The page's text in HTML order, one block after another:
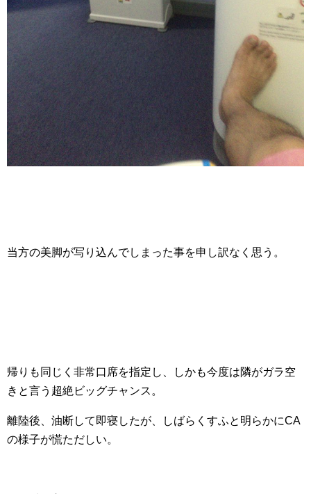
当方の美脚が写り込んでしまった事を申し訳なく思う。
帰りも同じく非常口席を指定し、しかも今度は隣がガラ空
きと言う超絶ビッグチャンス。
離陸後、油断して即寝したが、しばらくすふと明らかにCA
の様子が慌ただしい。